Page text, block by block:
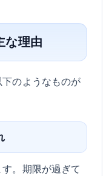
な理由
のようなものが
。期限が過ぎて